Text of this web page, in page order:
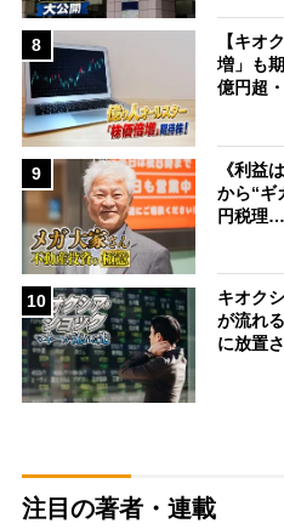
8
【キオ
増」も
億円超
9
《利益
から“ギ
円税理…
10
キオク
が流れ
に放置
注目の著者・連載